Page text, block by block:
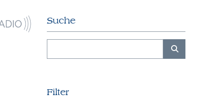
Suche
Filter